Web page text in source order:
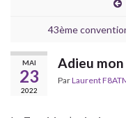
43ème
MAI
23
2022
Adieu
ParLaurent